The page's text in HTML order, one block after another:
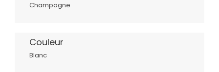
Champagne
Couleur
Blanc